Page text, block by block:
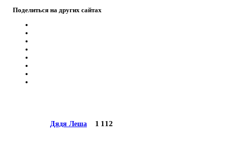
Поделиться на других сайтах
Дядя Леша 1 112